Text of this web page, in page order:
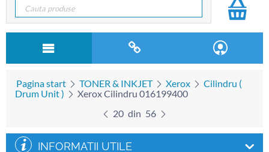
Pagina start TONER & INKJET Xerox
Cilindru (
Drum Unit )
Xerox Cilindru 016199400
20 din 56
INFORMATII UTILE